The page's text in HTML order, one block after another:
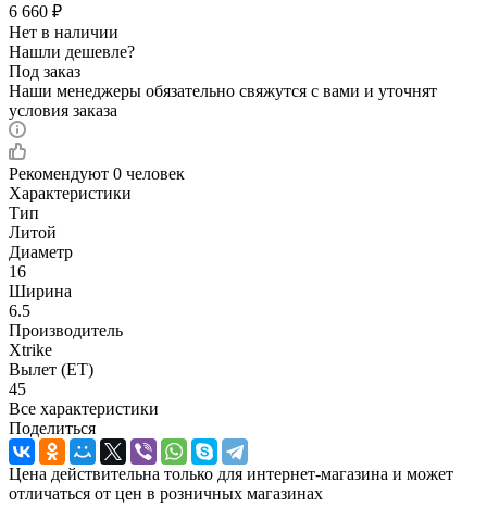
6 660 ₽
Нет в наличии
Нашли дешевле?
Под заказ
Наши менеджеры обязательно свяжутся с вами и уточнят
условия заказа
Рекомендуют 0 человек
Характеристики
Тип
Литой
Диаметр
16
Ширина
6.5
Производитель
Xtrike
Вылет (ET)
45
Все характеристики
Поделиться
Цена действительна только для интернет-магазина и может
отличаться от цен в розничных магазинах